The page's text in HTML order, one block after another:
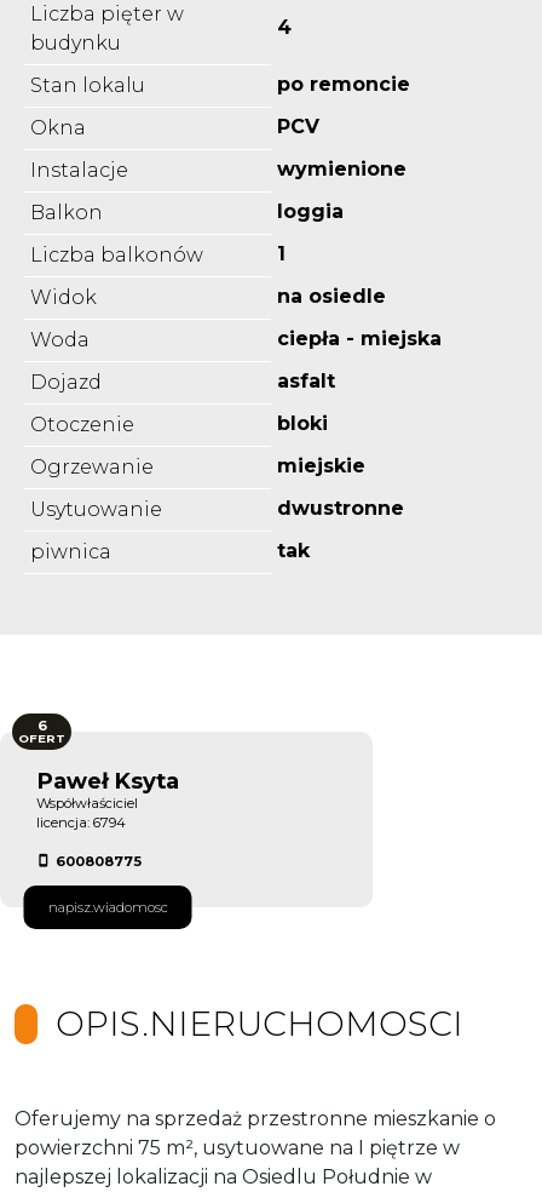
Liczba pięter w
budynku
4
Stan lokalu
po remoncie
Okna
PCV
Instalacje
wymienione
Balkon
loggia
Liczba balkonów
1
Widok
na osiedle
Woda
ciepła - miejska
Dojazd
asfalt
Otoczenie
bloki
Ogrzewanie
miejskie
Usytuowanie
dwustronne
piwnica
tak
Paweł Ksyta
Współwłaściciel
licencja: 6794
600808775
napisz.wiadomosc
6
OFERT
OPIS.NIERUCHOMOSCI
Oferujemy na sprzedaż przestronne mieszkanie o
powierzchni 75 m², usytuowane na I piętrze w
najlepszej lokalizacji na Osiedlu Południe w